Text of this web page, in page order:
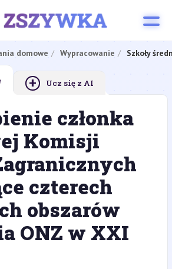
domowe Wypracowanie Szkoły
+ Ucz się z AI
członka
Komisji
czterech
obszarów
ONZ w XXI